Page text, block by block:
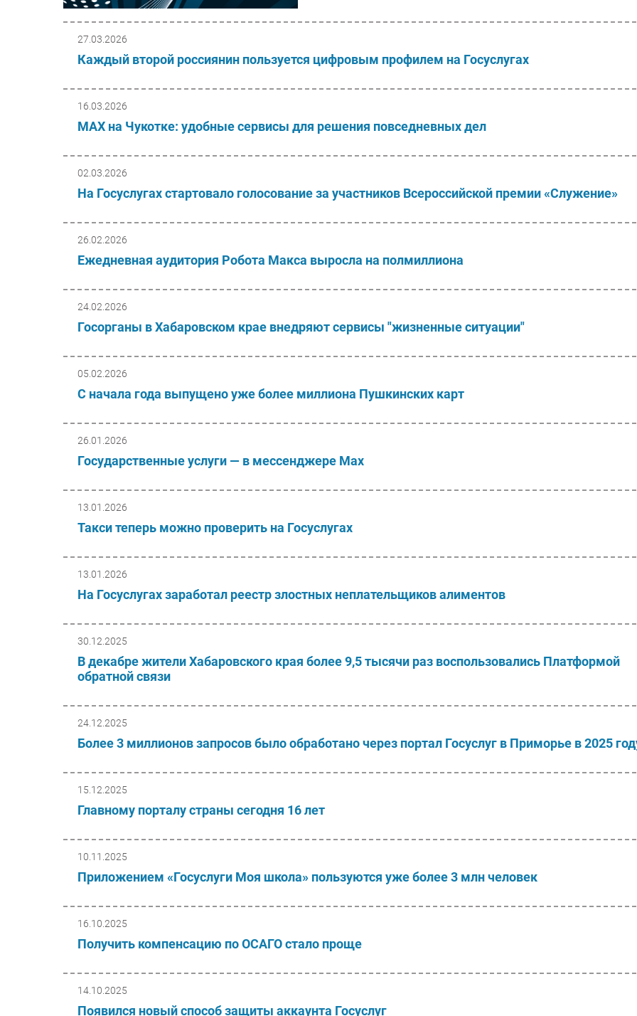
27.03.2026
Каждый второй россиянин пользуется цифровым профилем на Госуслугах
16.03.2026
МАХ на Чукотке: удобные сервисы для решения повседневных дел
02.03.2026
На Госуслугах стартовало голосование за участников Всероссийской премии «Служение»
26.02.2026
Ежедневная аудитория Робота Макса выросла на полмиллиона
24.02.2026
Госорганы в Хабаровском крае внедряют сервисы "жизненные ситуации"
05.02.2026
С начала года выпущено уже более миллиона Пушкинских карт
26.01.2026
Государственные услуги — в мессенджере Мах
13.01.2026
Такси теперь можно проверить на Госуслугах
13.01.2026
На Госуслугах заработал реестр злостных неплательщиков алиментов
30.12.2025
В декабре жители Хабаровского края более 9,5 тысячи раз воспользовались Платформой
обратной связи
24.12.2025
Более 3 миллионов запросов было обработано через портал Госуслуг в Приморье в 2025
15.12.2025
Главному порталу страны сегодня 16 лет
10.11.2025
Приложением «Госуслуги Моя школа» пользуются уже более 3 млн человек
16.10.2025
Получить компенсацию по ОСАГО стало проще
14.10.2025
Появился новый способ защиты аккаунта Госуслуг